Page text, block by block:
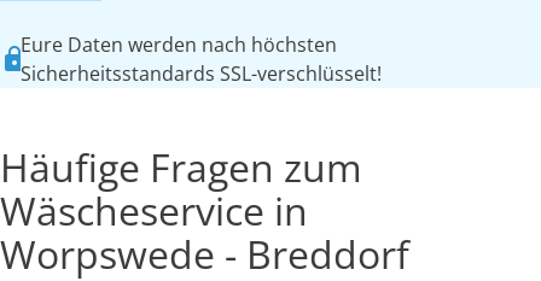
Eure Daten werden nach höchsten
Sicherheitsstandards SSL-verschlüsselt!
Häufige Fragen zum
Wäscheservice in
Worpswede - Breddorf